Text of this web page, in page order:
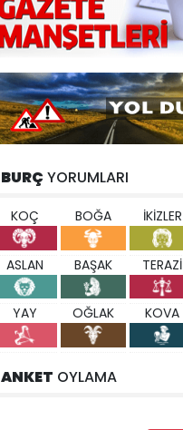
BURÇ YORUMLARI
KOÇ BOĞA İKİZLER
ASLAN BAŞAK TERAZİ
YAY OĞLAK KOVA
ANKET OYLAMA